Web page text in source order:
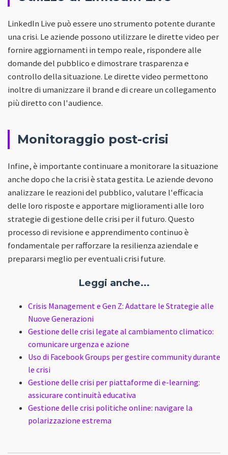
LinkedIn Live può essere uno strumento potente durante
una crisi. Le aziende possono utilizzare le dirette video per
fornire aggiornamenti in tempo reale, rispondere alle
domande del pubblico e dimostrare trasparenza e
controllo della situazione. Le dirette video permettono
inoltre di umanizzare il brand e di creare un collegamento
più diretto con l'audience.
Monitoraggio post-crisi
Infine, è importante continuare a monitorare la situazione
anche dopo che la crisi è stata gestita. Le aziende devono
analizzare le reazioni del pubblico, valutare l'efficacia
delle loro risposte e apportare miglioramenti alle loro
strategie di gestione delle crisi per il futuro. Questo
processo di revisione e apprendimento continuo è
fondamentale per rafforzare la resilienza aziendale e
prepararsi meglio per eventuali crisi future.
Leggi anche...
Crisis Management e Gen Z: Adattare le Strategie alle
Nuove Generazioni
Gestione delle crisi legate al cambiamento climatico:
comunicare urgenza e azione
Uso di Facebook Groups per gestire community durante
le crisi
Gestione delle crisi per piattaforme di e-learning:
assicurare continuità educativa
Gestione delle crisi politiche online: navigare la
polarizzazione estrema